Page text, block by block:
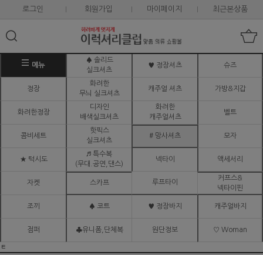
로그인 회원가입 마이페이지 최근본상품
메뉴
♠ 솔리드
실크셔츠
♥ 정장셔츠 슈즈
정장
화려한
무늬 실크셔츠
캐주얼 셔츠 가방&지갑
화려한정장
디자인
배색실크셔츠
화려한
캐주얼셔츠
벨트
콤비세트
핫픽스
실크셔츠
# 망사셔츠 모자
★ 턱시도
♬ 특수복
(무대.공연,댄스)
넥타이 액세서리
자켓 스카프 루프타이
커프스&
넥타이핀
조끼 ♠ 코트 ♥ 정장바지 캐주얼바지
점퍼 ♣유니폼,단체복 원단정보 ♡ Woman
ㅌ